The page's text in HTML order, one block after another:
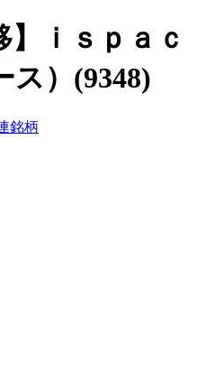
】ｉｓｐａｃ
ス）(9348)
銘柄